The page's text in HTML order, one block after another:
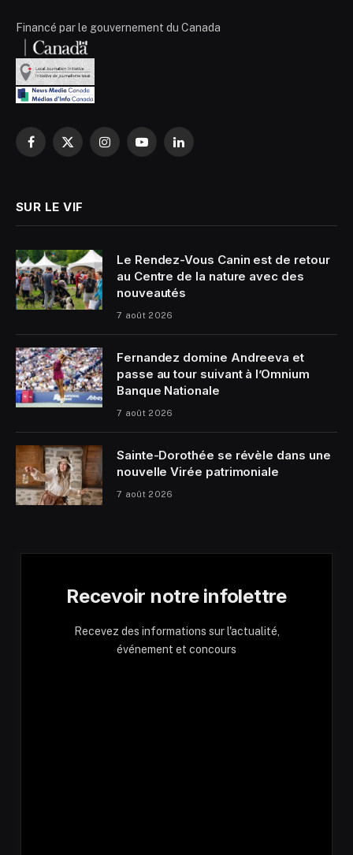
Financé par le gouvernement du Canada
Facebook
X
InstagramYouTubeLinkedIn
SUR LE VIF
Le Rendez-Vous Canin est de retour
au Centre de la nature avec des
nouveautés
7 août 2026
Fernandez domine Andreeva et
passe au tour suivant à l’Omnium
Banque Nationale
7 août 2026
Sainte-Dorothée se révèle dans une
nouvelle Virée patrimoniale
7 août 2026
Recevoir notre infolettre
Recevez des informations sur l'actualité,
événement et concours